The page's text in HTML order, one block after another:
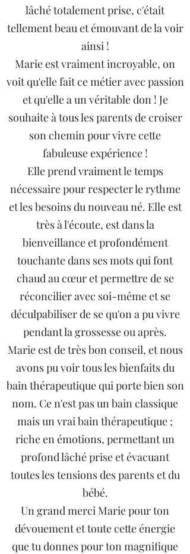
lâché totalement prise, c'était
tellement beau et émouvant de la voir
ainsi !
Marie est vraiment incroyable, on
voit qu'elle fait ce métier avec passion
et qu'elle a un véritable don ! Je
souhaite à tous les parents de croiser
son chemin pour vivre cette
fabuleuse expérience !
Elle prend vraiment le temps
nécessaire pour respecter le rythme
et les besoins du nouveau né. Elle est
très à l'écoute, est dans la
bienveillance et profondément
touchante dans ses mots qui font
chaud au cœur et permettre de se
réconcilier avec soi-même et se
déculpabiliser de se qu'on a pu vivre
pendant la grossesse ou après.
Marie est de très bon conseil, et nous
avons pu voir tous les bienfaits du
bain thérapeutique qui porte bien son
nom. Ce n'est pas un bain classique
mais un vrai bain thérapeutique ;
riche en émotions, permettant un
profond lâché prise et évacuant
toutes les tensions des parents et du
bébé.
Un grand merci Marie pour ton
dévouement et toute cette énergie
que tu donnes pour ton magnifique